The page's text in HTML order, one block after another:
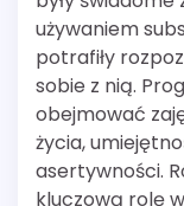
używaniem
potrafiły
sobie z nią.
obejmować
życia,
asertywności.
kluczową rolę